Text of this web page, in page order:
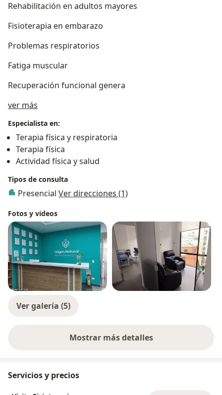
Rehabilitación en adultos mayores
Fisioterapia en embarazo
Problemas respiratorios
Fatiga muscular
Recuperación funcional genera
ver más
Especialista en:
Terapia física y respiratoria
Terapia física
Actividad física y salud
Tipos de consulta
Presencial Ver direcciones (1)
Fotos y videos
Ver galería (5)
Mostrar más detalles
sobre la experiencia
Servicios y precios